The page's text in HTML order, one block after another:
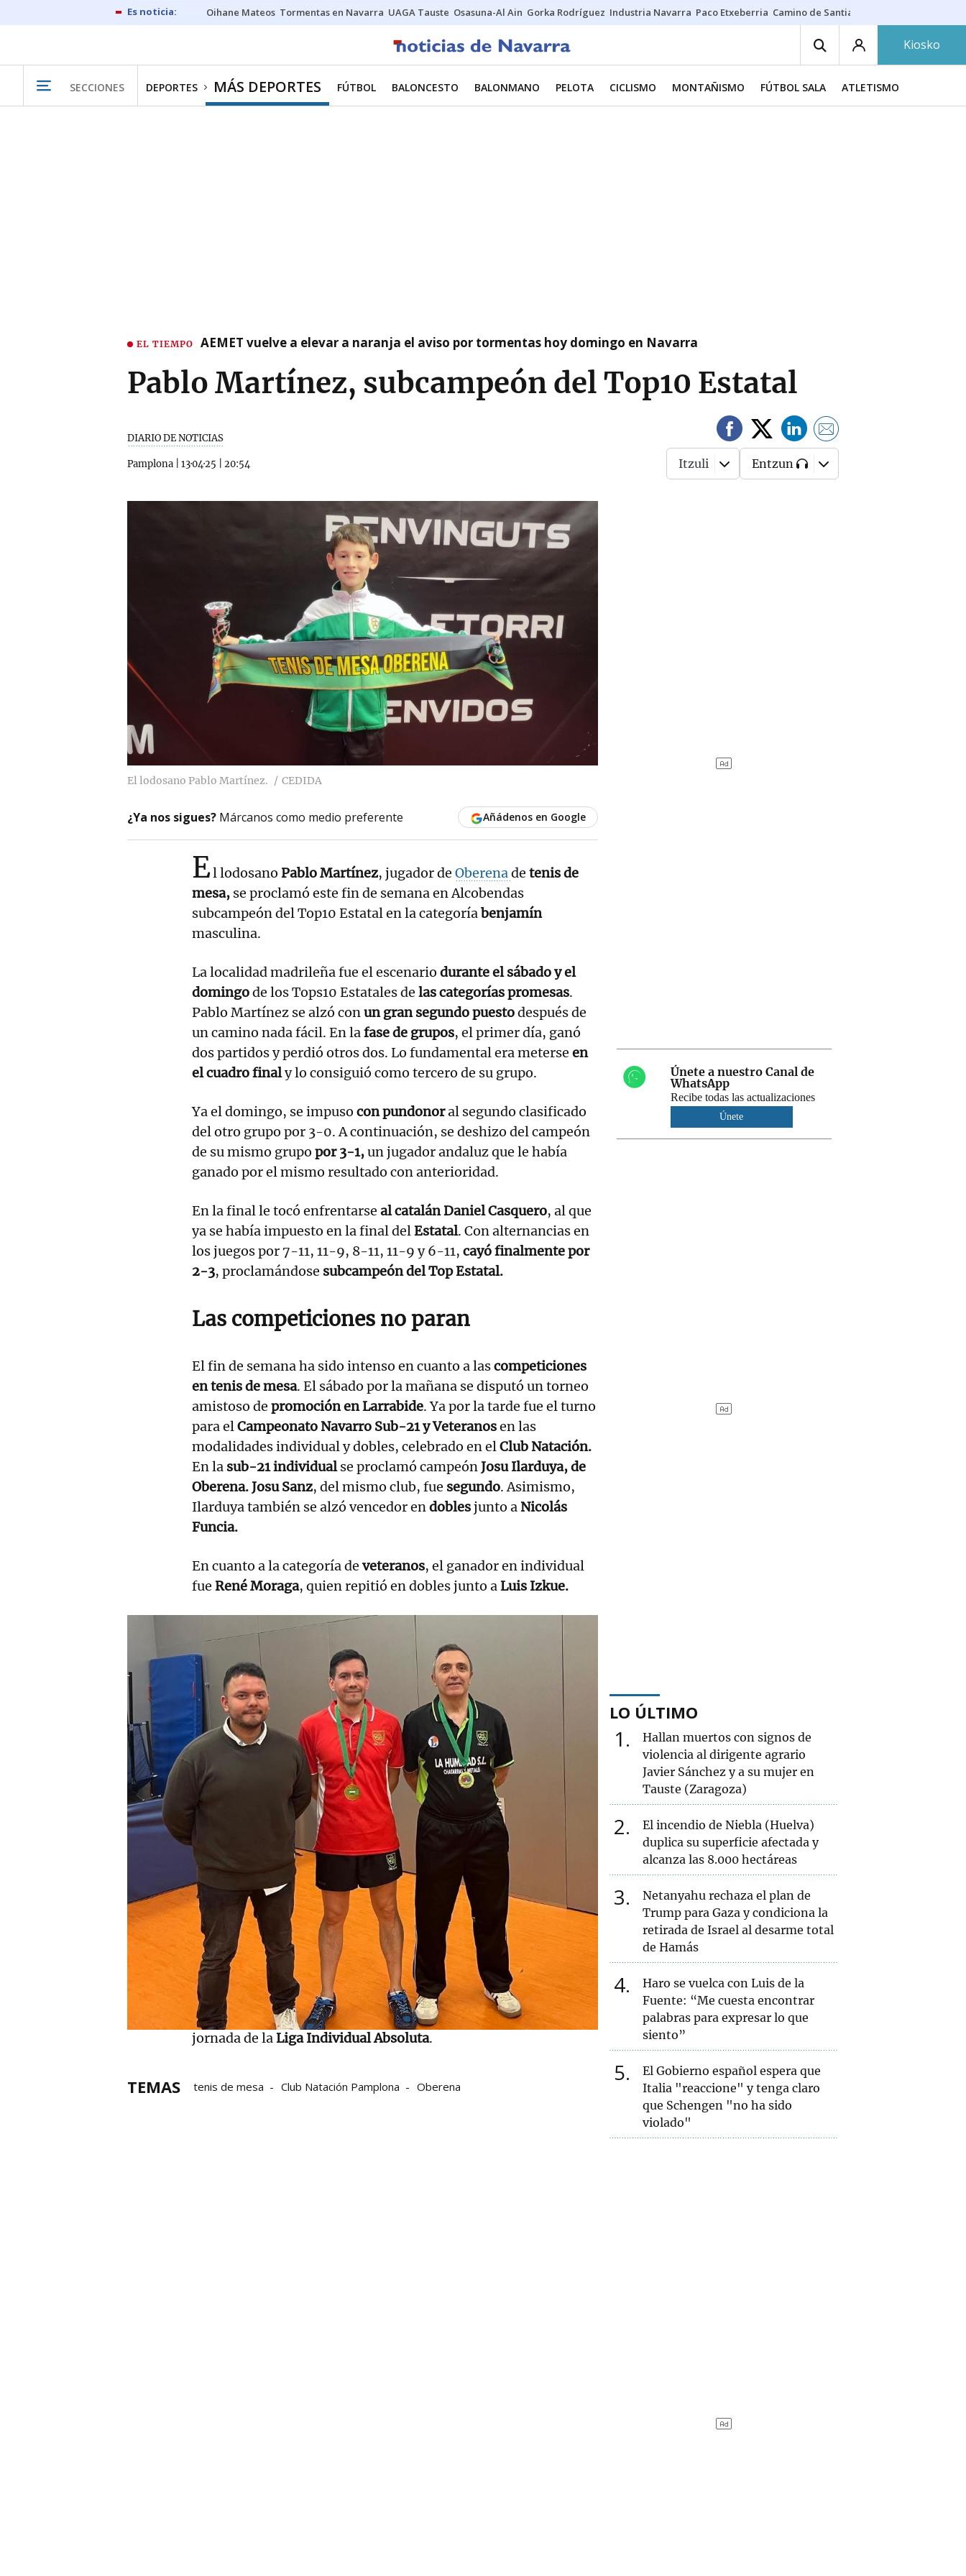
Oihane Mateos Tormentas en Navarra UAGA Tauste Osasuna-Al Ain Gorka Rodríguez Industria Navarra Paco Etxeberria Camino de Santiago
Kiosko
SECCIONES DEPORTES MÁS DEPORTES FÚTBOL BALONCESTO BALONMANO PELOTA CICLISMO MONTAÑISMO FÚTBOL SALA ATLETISMO
EL TIEMPO AEMET vuelve a elevar a naranja el aviso por tormentas hoy domingo en Navarra
Pablo Martínez, subcampeón del Top10 Estatal
DIARIO DE NOTICIAS
Pamplona 13·04·25 20:54 Itzuli Entzun
El lodosano Pablo Martínez. CEDIDA
¿Ya nos sigues? Márcanos como medio preferente Añádenos en Google
El lodosano Pablo Martínez, jugador de Oberenade tenis de
mesa, se proclamó este fin de semana en Alcobendas
subcampeón del Top10 Estatal en la categoríabenjamín
masculina.
La localidad madrileña fue el escenario durante el sábado y el
domingode los Tops10 Estatales de las categorías promesas.
Pablo Martínez se alzó conun gran segundo puestodespués de
un camino nada fácil. En lafase de grupos, el primer día, ganó
dos partidos y perdió otros dos. Lo fundamental era meterse en
el cuadro finaly lo consiguió como tercero de su grupo.
Ya el domingo, se impuso con pundonoral segundo clasificado
del otro grupo por 3-0. A continuación, se deshizo del campeón
de su mismo grupo por 3-1,un jugador andaluz que le había
ganado por el mismo resultado con anterioridad.
En la final le tocó enfrentarse al catalán Daniel Casquero, al que
ya se había impuesto en la final delEstatal. Con alternancias en
los juegos por 7-11, 11-9, 8-11, 11-9 y 6-11, cayó finalmente por
2-3, proclamándose subcampeón del Top Estatal.
Las competiciones no paran
El fin de semana ha sido intenso en cuanto a lascompeticiones
en tenis de mesa. El sábado por la mañana se disputó un torneo
amistoso de promoción en Larrabide. Ya por la tarde fue el turno
para elCampeonato Navarro Sub-21 y Veteranosen las
modalidades individual y dobles, celebrado en elClub Natación.
En la sub-21 individualse proclamó campeónJosu Ilarduya, de
Oberena. Josu Sanz, del mismo club, fue segundo. Asimismo,
Ilarduya también se alzó vencedor endoblesjunto a Nicolás
Funcia.
En cuanto a la categoría de veteranos, el ganador en individual
fue René Moraga, quien repitió en dobles junto aLuis Izkue.
René Moraga y Luis Izkue, campeones navarros en veteranos. CEDIDA
Este domingo también se disputó en elClub Natación la novena
jornada de laLiga Individual Absoluta.
TEMAS tenis de mesa Club Natación Pamplona Oberena
Únete a nuestro Canal de
WhatsApp
Recibe todas las actualizaciones
Únete
LO ÚLTIMO
1
Hallan muertos con signos de
violencia al dirigente agrario
Javier Sánchez y a su mujer en
Tauste (Zaragoza)
2
El incendio de Niebla (Huelva)
duplica su superficie afectada y
alcanza las 8.000 hectáreas
3
Netanyahu rechaza el plan de
Trump para Gaza y condiciona la
retirada de Israel al desarme total
de Hamás
4
Haro se vuelca con Luis de la
Fuente: “Me cuesta encontrar
palabras para expresar lo que
siento”
5
El Gobierno español espera que
Italia "reaccione" y tenga claro
que Schengen "no ha sido
violado"